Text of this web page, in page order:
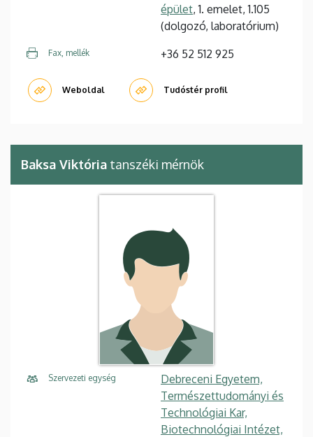
épület, 1. emelet, 1.105
(dolgozó, laboratórium)
Fax, mellék +36 52 512 925
Weboldal Tudóstér profil
Baksa Viktória tanszéki mérnök
Szervezeti egység
Debreceni Egyetem,
Természettudományi és
Technológiai Kar,
Biotechnológiai Intézet,